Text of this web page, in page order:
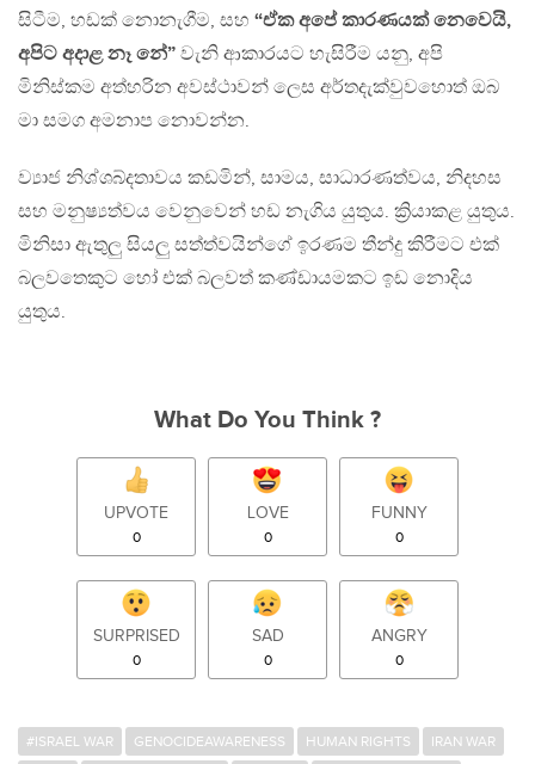
සිටීම, හඩක් නොනැගීම, සහ “ඒක අපේ කාරණයක් නෙවෙයි,
අපිට අදාළ නෑ නේ” වැනි ආකාරයට හැසිරීම යනු, අපි
මිනිස්කම අත්හරින අවස්ථාවන් ලෙස අර්තදැක්වුවහොත් ඔබ
මා සමග අමනාප නොවන්න.
ව්‍යාජ නිශ්ශබ්දතාවය කඩමින්, සාමය, සාධාරණත්වය, නිදහස
සහ මනුෂ්‍යත්වය වෙනුවෙන් හඩ නැගිය යුතුය. ක්‍රියාකළ යුතුය.
මිනිසා ඇතුලු සියලු සත්ත්වයින්ගේ ඉරණම තීන්දු කිරීමට එක්
බලවතෙකුට හෝ එක් බලවත් කණ්ඩායමකට ඉඩ නොදිය
යුතුය.
What Do You Think ?
UPVOTE
0
LOVE
0
FUNNY
0
SURPRISED
0
SAD
0
ANGRY
0
#ISRAEL WAR GENOCIDEAWARENESS HUMAN RIGHTS
IRAN WAR